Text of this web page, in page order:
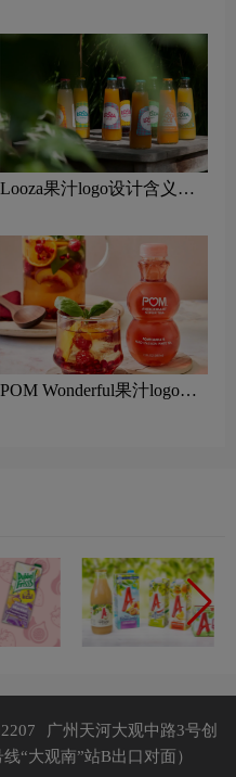
Looza果汁logo设计含义及
POM Wonderful果汁logo设
广州天河大观中路3号创
“大观南”站B出口对面）